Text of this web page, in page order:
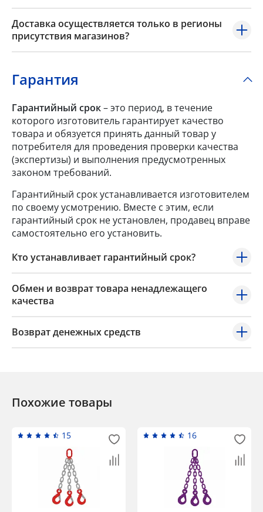
Доставка осуществляется только в регионы
присутствия магазинов?
Гарантия
Гарантийный срок– это период, в течение
которого изготовитель гарантирует качество
товара и обязуется принять данный товар у
потребителя для проведения проверки качества
(экспертизы) и выполнения предусмотренных
законом требований.
Гарантийный срок устанавливается изготовителем
по своему усмотрению. Вместе с этим, если
гарантийный срок не установлен, продавец вправе
самостоятельно его установить.
Кто устанавливает гарантийный срок?
Обмен и возврат товара ненадлежащего
качества
Возврат денежных средств
Похожие товары
15 16